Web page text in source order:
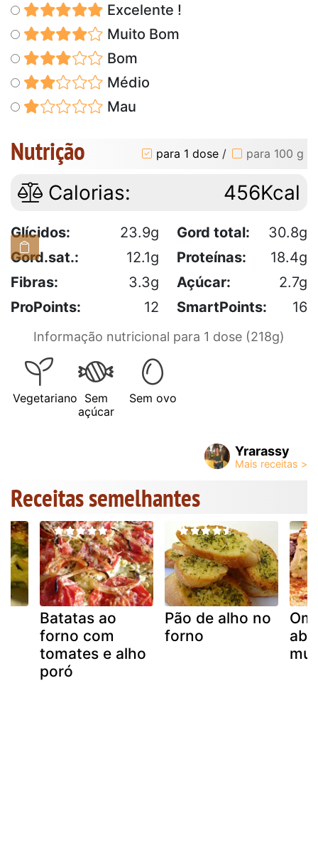
Excelente !
Muito Bom
Bom
Médio
Mau
Nutrição para 1 dose / para 100 g
Calorias: 456Kcal
Glícidos: 23.9g Gord total:
30.8g
Gord.sat.:
12.1g Proteínas:
18.4g
Fibras:
3.3g Açúcar:
2.7g
ProPoints:
12 SmartPoints: 16
Informação nutricional para 1 dose (218g)
Vegetariano Sem
açúcar
Sem ovo
Yrarassy
Receitas semelhantes
Batatas ao
forno com
tomates e alho
poró
Pão de alho no
forno